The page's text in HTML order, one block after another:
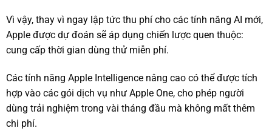
Vì vậy, thay vì ngay lập tức thu phí cho các tính năng AI mới,
Apple được dự đoán sẽ áp dụng chiến lược quen thuộc:
cung cấp thời gian dùng thử miễn phí.
Các tính năng Apple Intelligence nâng cao có thể được tích
hợp vào các gói dịch vụ như Apple One, cho phép người
dùng trải nghiệm trong vài tháng đầu mà không mất thêm
chi phí.